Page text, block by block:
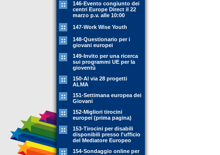
146-Evento congiunto dei
centri Europe Direct il 22
marzo p.v. alle 10:00
147-Work Wise Youth
148-Questionario per i
giovani europei
149-Invito per una ricerca
sui programmi UE per la
gioventù
150-Al via 28 progetti
ALMA
151-Settimana europea dei
Giovani
152-Migliori tirocini
europei (prima pagina)
153-Tirocini per disabili
disponibili presso l'ufficio
del Mediatore Europeo
154-Sondaggio online per